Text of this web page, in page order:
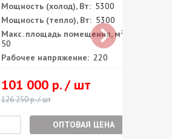
Мощность (холод), Вт: 5300
Мощность (тепло), Вт: 5300
Макс. площадь помещения, м²:
50
Рабочее напряжение: 220
101 000 р. / шт
126 250 р. / шт
ОПТОВАЯ ЦЕНА